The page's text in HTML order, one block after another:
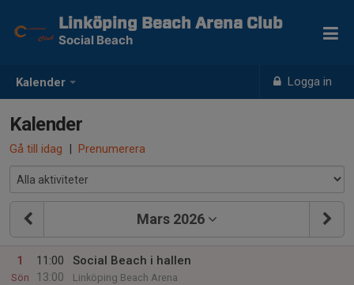
Kalender Logga in
Linköping Beach Arena Club
Social Beach
Kalender
Gå till idag | Prenumerera
Mars 2026
1
Sön
11:00
13:00
Social Beach i hallen
Linköping Beach Arena